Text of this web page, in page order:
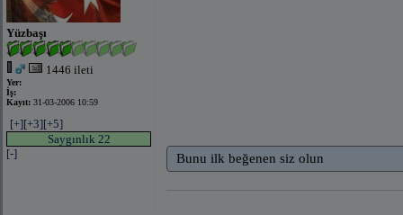
Yüzbaşı
1446 ileti
Yer:
İş:
Kayıt: 31-03-2006 10:59
[+][+3][+5]
Saygınlık 22
[-]
Bunu ilk beğenen siz olun